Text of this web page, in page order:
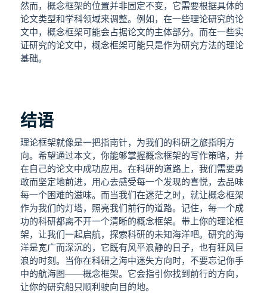
然而，概念框架的位置并非固定不变，它需要根据具体的
论文类型和学科领域来调整。例如，在一些理论研究的论
文中，概念框架可能会占据论文的主体部分。而在一些实
证研究的论文中，概念框架可能只是作为研究方法的理论
基础。
结语
理论框架就像是一把指南针，为我们的科研之旅指明方
向。希望通过本文，你能够掌握概念框架的写作策略，并
在自己的论文中成功应用。在科研的道路上，我们需要勇
敢而坚定地前进，用心去感受每一个发现的喜悦，去品味
每一个困难的滋味。而当我们在迷茫之时，就让概念框架
作为我们的灯塔，照亮我们前行的道路。记住，每一个成
功的科研都离不开一个清晰的概念框架。带上你的理论框
架，让我们一起启航，探索科研的未知海洋吧。研究的海
洋是宽广而深沉的，它既有风平浪静的日子，也有狂风巨
浪的时刻。当你在科研之海中迷失方向时，不要忘记你手
中的航海图——概念框架。它会指引你找到前行的方向，
让你的研究船只顺利驶向目的地。